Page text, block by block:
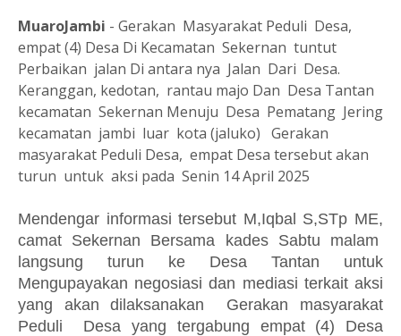
MuaroJambi - Gerakan Masyarakat Peduli Desa,
empat (4) Desa Di Kecamatan Sekernan tuntut
Perbaikan jalan Di antara nya Jalan Dari Desa.
Keranggan, kedotan, rantau majo Dan Desa Tantan
kecamatan Sekernan Menuju Desa Pematang Jering
kecamatan jambi luar kota (jaluko) Gerakan
masyarakat Peduli Desa, empat Desa tersebut akan
turun untuk aksi pada Senin 14 April 2025
Mendengar informasi tersebut M,Iqbal S,STp ME,
camat Sekernan Bersama kades Sabtu malam
langsung turun ke Desa Tantan untuk
Mengupayakan negosiasi dan mediasi terkait aksi
yang akan dilaksanakan Gerakan masyarakat
Peduli Desa yang tergabung empat (4) Desa